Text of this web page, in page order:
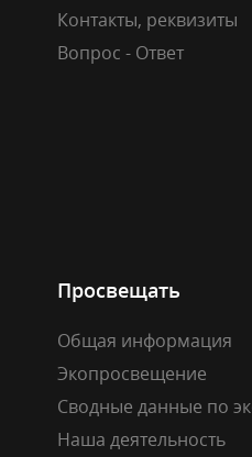
Контакты, реквизиты
Вопрос - Ответ
Просвещать
Общая информация
Экопросвещение
Сводные данные по
Наша деятельность